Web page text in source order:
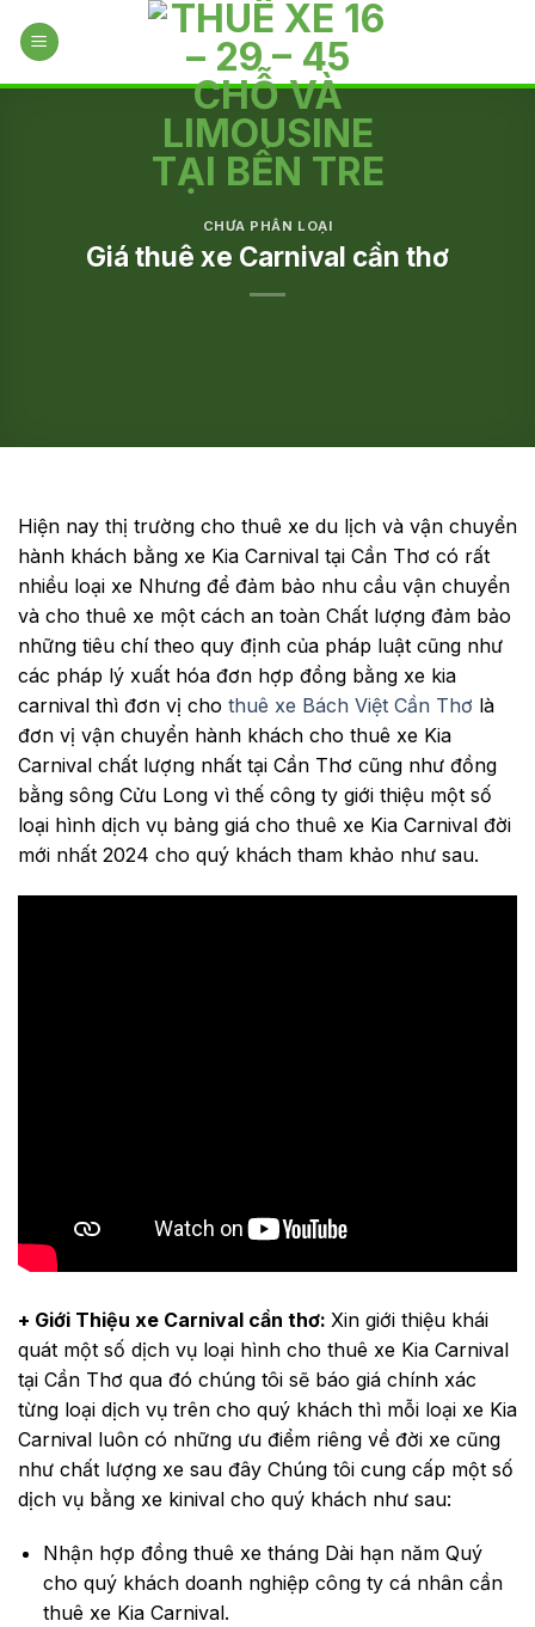
CHƯA PHÂN LOẠI
Giá thuê xe Carnival cần thơ
Hiện nay thị trường cho thuê xe du lịch và vận chuyển
hành khách bằng xe Kia Carnival tại Cần Thơ có rất
nhiều loại xe Nhưng để đảm bảo nhu cầu vận chuyển
và cho thuê xe một cách an toàn Chất lượng đảm bảo
những tiêu chí theo quy định của pháp luật cũng như
các pháp lý xuất hóa đơn hợp đồng bằng xe kia
carnival thì đơn vị cho thuê xe Bách Việt Cần Thơ là
đơn vị vận chuyển hành khách cho thuê xe Kia
Carnival chất lượng nhất tại Cần Thơ cũng như đồng
bằng sông Cửu Long vì thế công ty giới thiệu một số
loại hình dịch vụ bảng giá cho thuê xe Kia Carnival đời
mới nhất 2024 cho quý khách tham khảo như sau.
+ Giới Thiệu xe Carnival cần thơ: Xin giới thiệu khái
quát một số dịch vụ loại hình cho thuê xe Kia Carnival
tại Cần Thơ qua đó chúng tôi sẽ báo giá chính xác
từng loại dịch vụ trên cho quý khách thì mỗi loại xe Kia
Carnival luôn có những ưu điểm riêng về đời xe cũng
như chất lượng xe sau đây Chúng tôi cung cấp một số
dịch vụ bằng xe kinival cho quý khách như sau:
Nhận hợp đồng thuê xe tháng Dài hạn năm Quý
cho quý khách doanh nghiệp công ty cá nhân cần
thuê xe Kia Carnival.